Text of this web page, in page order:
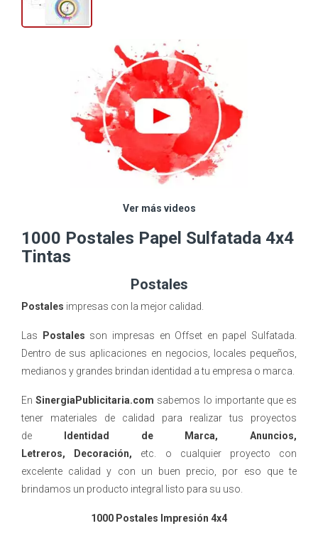
Ver más videos
1000 Postales Papel Sulfatada 4x4
Tintas
Postales
Postales impresas con la mejor calidad.
Las Postales son impresas en Offset en papel Sulfatada.
Dentro de sus aplicaciones en negocios, locales pequeños,
medianos y grandes brindan identidad a tu empresa o marca.
EnSinergiaPublicitaria.com sabemos lo importante que es
tener materiales de calidad para realizar tus proyectos
de
Identidad de Marca, Anuncios,
Letreros, Decoración, etc. o cualquier proyecto con
excelente calidad y con un buen precio, por eso que te
brindamos un producto integral listo para su uso.
1000 Postales Impresión 4x4